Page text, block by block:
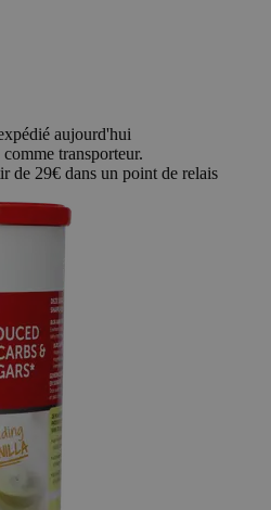
aujourd'hui
transporteur.
de 29€ dans un point de relais